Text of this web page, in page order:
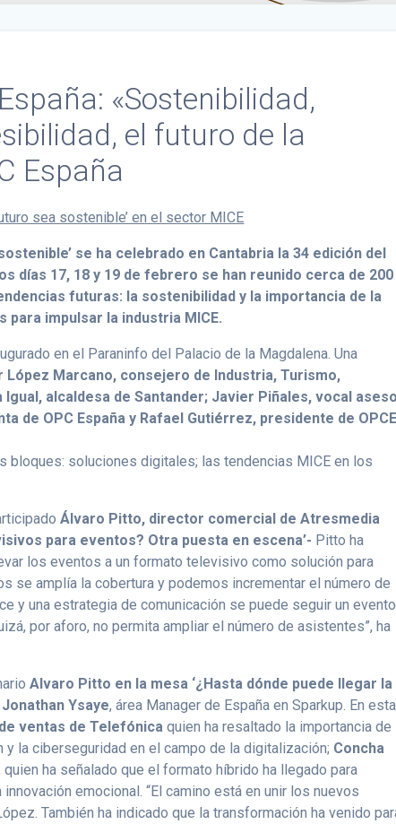
«Sostenibilidad,
el futuro de la
España
sea sostenible’ en el sector MICE
se ha celebrado en Cantabria la 34 edición del
días 17, 18 y 19 de febrero se han reunido cerca de 200
futuras: la sostenibilidad y la importancia de la
impulsar la industria MICE.
en el Paraninfo del Palacio de la Magdalena. Una
López Marcano, consejero de Industria, Turismo,
alcaldesa de Santander; Javier Piñales, vocal
de OPC España y Rafael Gutiérrez, presidente de OPCE
bloques: soluciones digitales; las tendencias MICE en los
Álvaro Pitto, director comercial de Atresmedia
para eventos? Otra puesta en escena’- Pitto ha
los eventos a un formato televisivo como solución para
se amplía la cobertura y podemos incrementar el número de
y una estrategia de comunicación se puede seguir un evento
por aforo, no permita ampliar el número de asistentes”, ha
Alvaro Pitto en la mesa ‘¿Hasta dónde puede llegar la
Ysaye, área Manager de España en Sparkup. En esta
ventas de Telefónica quien ha resaltado la importancia de
la ciberseguridad en el campo de la digitalización; Concha
quien ha señalado que el formato híbrido ha llegado para
emocional. “El camino está en unir los nuevos
También ha indicado que la transformación ha venido